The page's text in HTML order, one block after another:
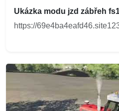
Ukázka modu jzd zábřeh
https://